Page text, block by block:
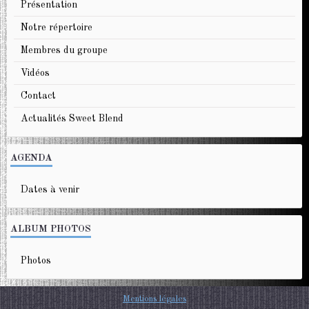
Présentation
Notre répertoire
Membres du groupe
Vidéos
Contact
Actualités Sweet Blend
AGENDA
Dates à venir
ALBUM PHOTOS
Photos
Mentions légales